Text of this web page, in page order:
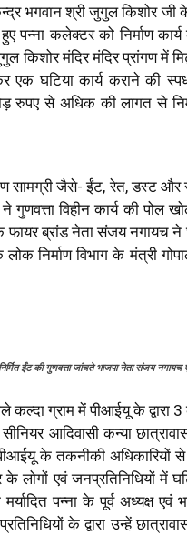
भगवान श्री जुगुल किशोर जी के
पन्ना कलेक्टर को निर्माण
किशोर मंदिर मंदिर प्रांगण
एक घटिया कार्य कराने की
रुपए से अधिक की लागत से
सामग्री जैसे- ईंट, रेत, डस्ट
गुणवत्ता विहीन कार्य की पोल
के फायर ब्रांड नेता संजय नगायच
निर्माण विभाग के मंत्री
ईंट की गुणवत्ता जांचते भाजपा नेता संजय
ग्राम में पीआईयू के
आदिवासी कन्या
पीआईयू के तकनीकी अधिकारियों
एवं जनप्रतिनिधियों में
पन्ना के पूर्व अध्यक्ष
के द्वारा उन्हें